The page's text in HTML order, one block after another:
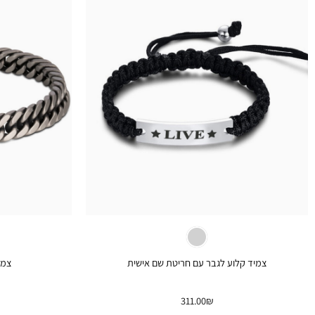
צמיד קלוע לגבר עם חריטת שם אישית
311.00₪